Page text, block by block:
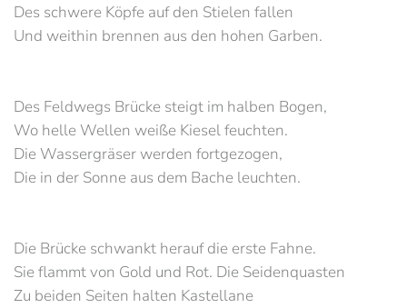
Des schwere Köpfe auf den Stielen fallen
Und weithin brennen aus den hohen Garben.
Des Feldwegs Brücke steigt im halben Bogen,
Wo helle Wellen weiße Kiesel feuchten.
Die Wassergräser werden fortgezogen,
Die in der Sonne aus dem Bache leuchten.
Die Brücke schwankt herauf die erste Fahne.
Sie flammt von Gold und Rot. Die Seidenquasten
Zu beiden Seiten halten Kastellane